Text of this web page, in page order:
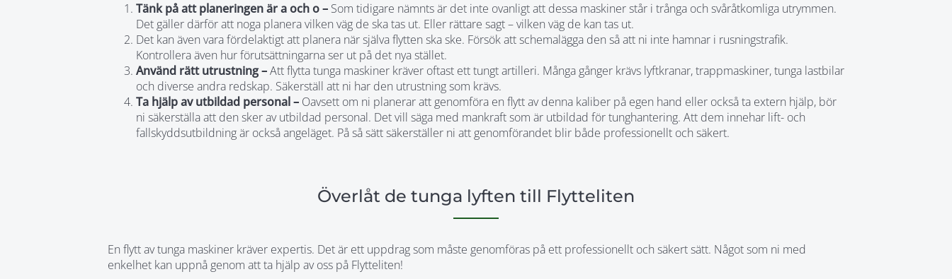
Tänk på att planeringen är a och o – Som tidigare nämnts är det inte ovanligt att dessa maskiner står i trånga och svåråtkomliga utrymmen.
Det gäller därför att noga planera vilken väg de ska tas ut. Eller rättare sagt – vilken väg de kan tas ut.
Det kan även vara fördelaktigt att planera när själva flytten ska ske. Försök att schemalägga den så att ni inte hamnar i rusningstrafik.
Kontrollera även hur förutsättningarna ser ut på det nya stället.
Använd rätt utrustning –Att flytta tunga maskiner kräver oftast ett tungt artilleri. Många gånger krävs lyftkranar, trappmaskiner, tunga lastbilar
och diverse andra redskap. Säkerställ att ni har den utrustning som krävs.
Ta hjälp av utbildad personal – Oavsett om ni planerar att genomföra en flytt av denna kaliber på egen hand eller också ta extern hjälp, bör
ni säkerställa att den sker av utbildad personal. Det vill säga med mankraft som är utbildad för tunghantering. Att dem innehar lift- och
fallskyddsutbildning är också angeläget. På så sätt säkerställer ni att genomförandet blir både professionellt och säkert.
Överlåt de tunga lyften till Flytteliten
En flytt av tunga maskiner kräver expertis. Det är ett uppdrag som måste genomföras på ett professionellt och säkert sätt. Något som ni med
enkelhet kan uppnå genom att ta hjälp av oss på Flytteliten!